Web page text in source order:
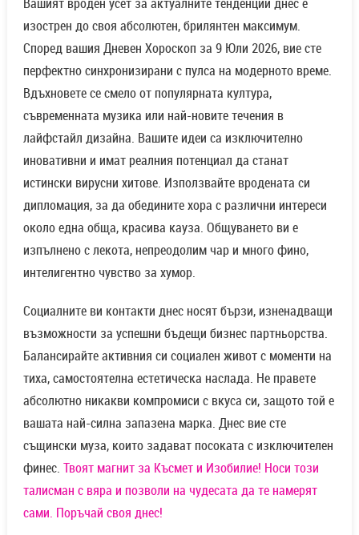
изострен до своя абсолютен, брилянтен максимум.
Според вашия Дневен Хороскоп за 9 Юли 2026, вие сте
перфектно синхронизирани с пулса на модерното време.
Вдъхновете се смело от популярната култура,
съвременната музика или най-новите течения в
лайфстайл дизайна. Вашите идеи са изключително
иновативни и имат реалния потенциал да станат
истински вирусни хитове. Използвайте вродената си
дипломация, за да обедините хора с различни интереси
около една обща, красива кауза. Общуването ви е
изпълнено с лекота, непреодолим чар и много фино,
интелигентно чувство за хумор.
Социалните ви контакти днес носят бързи, изненадващи
възможности за успешни бъдещи бизнес партньорства.
Балансирайте активния си социален живот с моменти на
тиха, самостоятелна естетическа наслада. Не правете
абсолютно никакви компромиси с вкуса си, защото той е
вашата най-силна запазена марка. Днес вие сте
същински муза, които задават посоката с изключителен
финес. Твоят магнит за Късмет и Изобилие! Носи този
талисман с вяра и позволи на чудесата да те намерят
сами. Поръчай своя днес!